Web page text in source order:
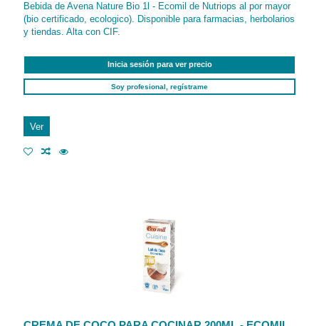
Bebida de Avena Nature Bio 1l - Ecomil de Nutriops al por mayor
(bio certificado, ecologico). Disponible para farmacias, herbolarios
y tiendas. Alta con CIF.
Inicia sesión para ver precio
Soy profesional, regístrame
Ver